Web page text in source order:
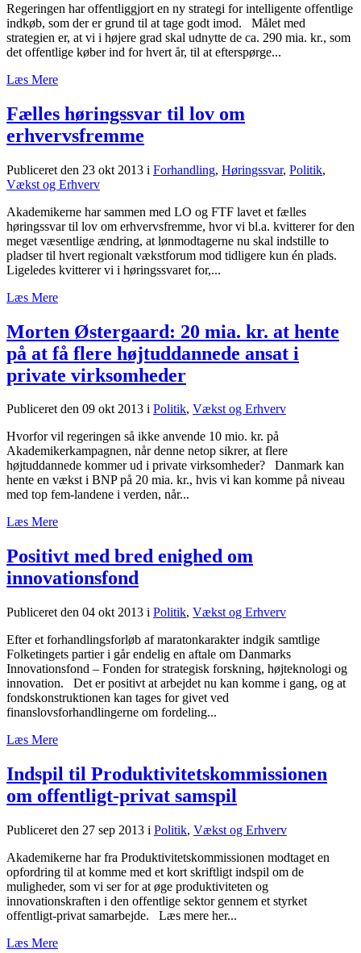
Regeringen har offentliggjort en ny strategi for intelligente offentlige
indkøb, som der er grund til at tage godt imod. Målet med
strategien er, at vi i højere grad skal udnytte de ca. 290 mia. kr., som
det offentlige køber ind for hvert år, til at efterspørge...
Læs Mere
Fælles høringssvar til lov om
erhvervsfremme
Publiceret den 23 okt 2013 i Forhandling, Høringssvar, Politik,
Vækst og Erhverv
Akademikerne har sammen med LO og FTF lavet et fælles
høringssvar til lov om erhvervsfremme, hvor vi bl.a. kvitterer for den
meget væsentlige ændring, at lønmodtagerne nu skal indstille to
pladser til hvert regionalt vækstforum mod tidligere kun én plads.
Ligeledes kvitterer vi i høringssvaret for,...
Læs Mere
Morten Østergaard: 20 mia. kr. at hente
på at få flere højtuddannede ansat i
private virksomheder
Publiceret den 09 okt 2013 i Politik, Vækst og Erhverv
Hvorfor vil regeringen så ikke anvende 10 mio. kr. på
Akademikerkampagnen, når denne netop sikrer, at flere
højtuddannede kommer ud i private virksomheder? Danmark kan
hente en vækst i BNP på 20 mia. kr., hvis vi kan komme på niveau
med top fem-landene i verden, når...
Læs Mere
Positivt med bred enighed om
innovationsfond
Publiceret den 04 okt 2013 i Politik, Vækst og Erhverv
Efter et forhandlingsforløb af maratonkarakter indgik samtlige
Folketingets partier i går endelig en aftale om Danmarks
Innovationsfond – Fonden for strategisk forskning, højteknologi og
innovation. Det er positivt at arbejdet nu kan komme i gang, og at
fondskonstruktionen kan tages for givet ved
finanslovsforhandlingerne om fordeling...
Læs Mere
Indspil til Produktivitetskommissionen
om offentligt-privat samspil
Publiceret den 27 sep 2013 i Politik, Vækst og Erhverv
Akademikerne har fra Produktivitetskommissionen modtaget en
opfordring til at komme med et kort skriftligt indspil om de
muligheder, som vi ser for at øge produktiviteten og
innovationskraften i den offentlige sektor gennem et styrket
offentligt-privat samarbejde. Læs mere her...
Læs Mere